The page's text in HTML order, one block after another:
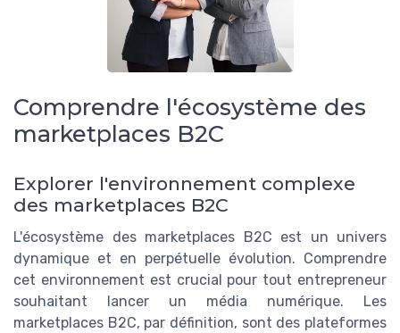
Comprendre l'écosystème des
marketplaces B2C
Explorer l'environnement complexe
des marketplaces B2C
L'écosystème des marketplaces B2C est un univers
dynamique et en perpétuelle évolution. Comprendre
cet environnement est crucial pour tout entrepreneur
souhaitant lancer un média numérique. Les
marketplaces B2C, par définition, sont des plateformes